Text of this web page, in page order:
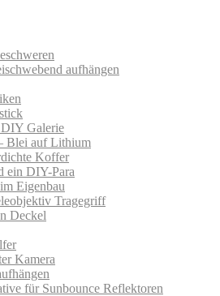
aufhängen
Galerie
Blei auf Lithium
Koffer
ein DIY-Para
Eigenbau
Tragegriff
Deckel
Kamera
für Sunbounce Reflektoren